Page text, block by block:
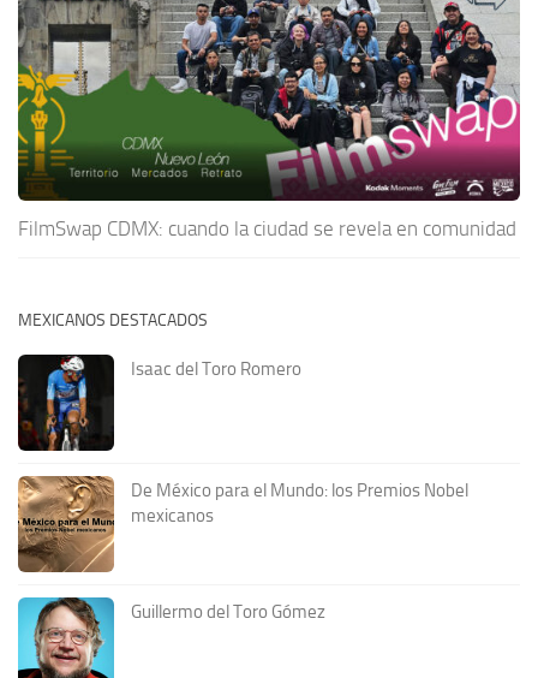
FilmSwap CDMX: cuando la ciudad se revela en comunidad
MEXICANOS DESTACADOS
Isaac del Toro Romero
De México para el Mundo: los Premios Nobel
mexicanos
Guillermo del Toro Gómez